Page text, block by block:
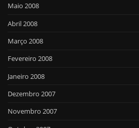
Maio 2008
Abril 2008
Março 2008
Fevereiro 2008
Janeiro 2008
Dezembro 2007
Novembro 2007